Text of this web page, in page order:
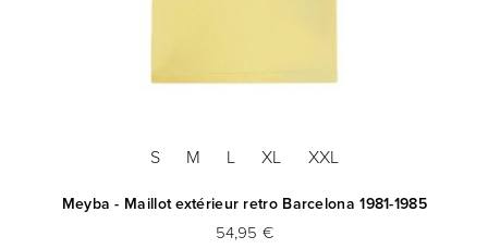
S M L XL XXL
Meyba - Maillot extérieur retro Barcelona 1981-1985
54,95 €